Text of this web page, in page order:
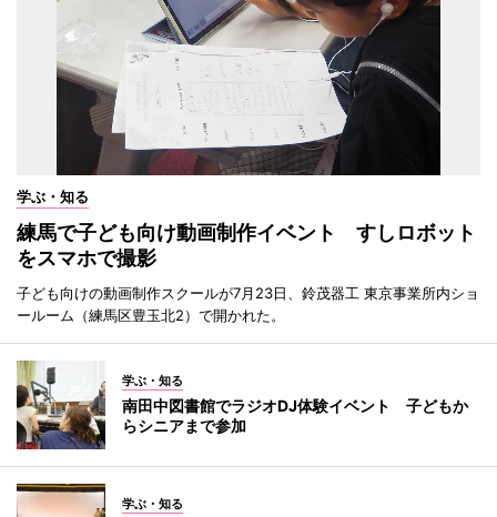
学ぶ・知る
練馬で子ども向け動画制作イベント すしロボット
をスマホで撮影
子ども向けの動画制作スクールが7月23日、鈴茂器工 東京事業所内ショ
ールーム（練馬区豊玉北2）で開かれた。
学ぶ・知る
南田中図書館でラジオDJ体験イベント 子どもか
らシニアまで参加
学ぶ・知る